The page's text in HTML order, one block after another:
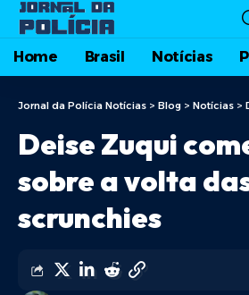
Home Brasil Notícias
Jornal da Polícia Notícias > Blog > Notícias >
Deise Zuqui
sobre a volta
scrunchies